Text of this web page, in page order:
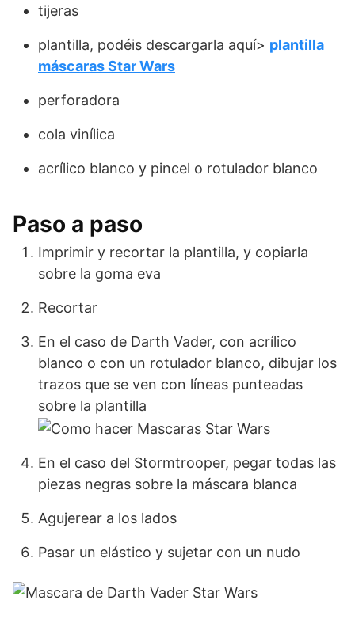
tijeras
plantilla, podéis descargarla aquí> plantilla
máscaras Star Wars
perforadora
cola vinílica
acrílico blanco y pincel o rotulador blanco
Paso a paso
Imprimir y recortar la plantilla, y copiarla
sobre la goma eva
Recortar
En el caso de Darth Vader, con acrílico
blanco o con un rotulador blanco, dibujar los
trazos que se ven con líneas punteadas
sobre la plantilla
En el caso del Stormtrooper, pegar todas las
piezas negras sobre la máscara blanca
Agujerear a los lados
Pasar un elástico y sujetar con un nudo